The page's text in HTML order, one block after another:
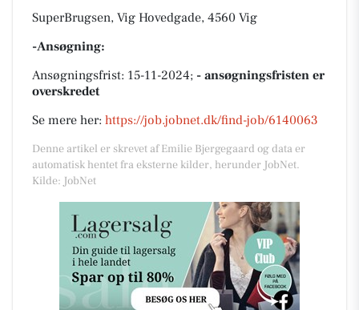
SuperBrugsen, Vig Hovedgade, 4560 Vig
-Ansøgning:
Ansøgningsfrist: 15-11-2024; - ansøgningsfristen er
overskredet
Se mere her: https://job.jobnet.dk/find-job/6140063
Denne artikel er skrevet af Emilie Bjergegaard og data er
automatisk hentet fra eksterne kilder, herunder JobNet.
Kilde: JobNet